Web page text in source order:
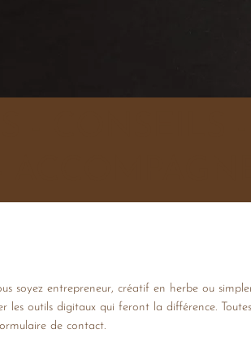
soyez entrepreneur, créatif en herbe ou
les outils digitaux qui feront la différence.
de contact.